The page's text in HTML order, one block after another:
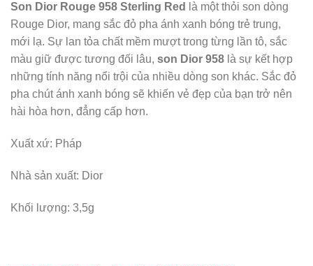
là:
850.000 ₫.
tại
là:
790.000 ₫.
Son Dior Rouge 958 Sterling Red
là một thỏi son dòng
Rouge Dior, mang sắc đỏ pha ánh xanh bóng trẻ trung,
mới lạ. Sự lan tỏa chất mềm mượt trong từng lần tô, sắc
màu giữ được tương đối lâu, son Dior 958 là sự kết hợp
những tính năng nổi trội của nhiều dòng son khác. Sắc đỏ
pha chút ánh xanh bóng sẽ khiến vẻ đẹp của bạn trở nên
hài hòa hơn, đẳng cấp hơn.
Xuất xứ: Pháp
Nhà sản xuất: Dior
Khối lượng: 3,5g